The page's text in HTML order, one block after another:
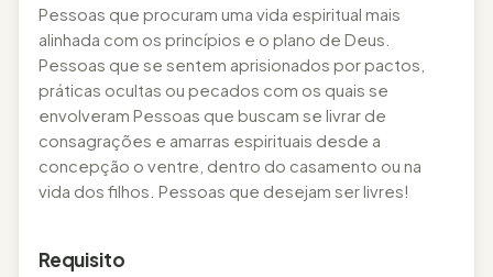
Pessoas que procuram uma vida espiritual mais
alinhada com os princípios e o plano de Deus.
Pessoas que se sentem aprisionados por pactos,
práticas ocultas ou pecados com os quais se
envolveram Pessoas que buscam se livrar de
consagrações e amarras espirituais desde a
concepção o ventre, dentro do casamento ou na
vida dos filhos. Pessoas que desejam ser livres!
Requisito